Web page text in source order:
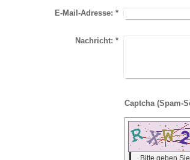
E-Mail-Adresse: *
Nachricht: *